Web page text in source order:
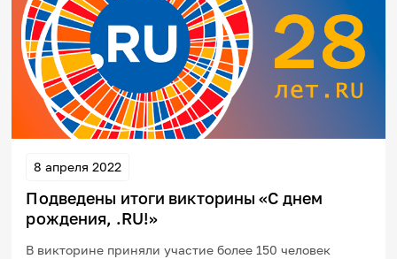
8 апреля 2022
Подведены итоги викторины «С днем
рождения, .RU!»
В викторине приняли участие более 150 человек